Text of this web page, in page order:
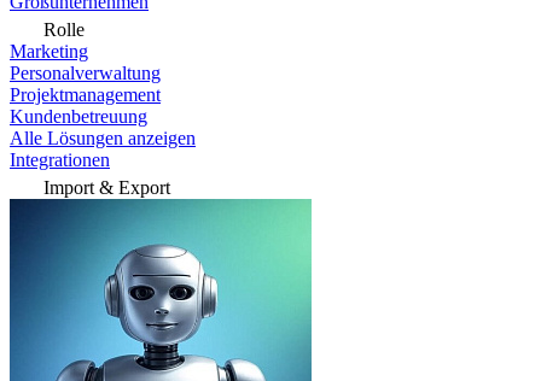
Rolle
Marketing
Personalverwaltung
Projektmanagement
Kundenbetreuung
Alle Lösungen anzeigen
Integrationen
Import & Export